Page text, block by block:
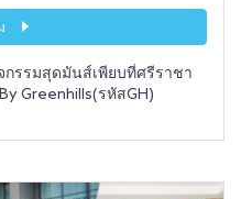
รรมสุดมันส์เพียบที่ศรีราชา
Greenhills(รหัสGH)